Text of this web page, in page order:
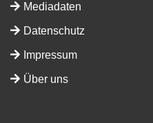
Mediadaten
Datenschutz
Impressum
Über uns